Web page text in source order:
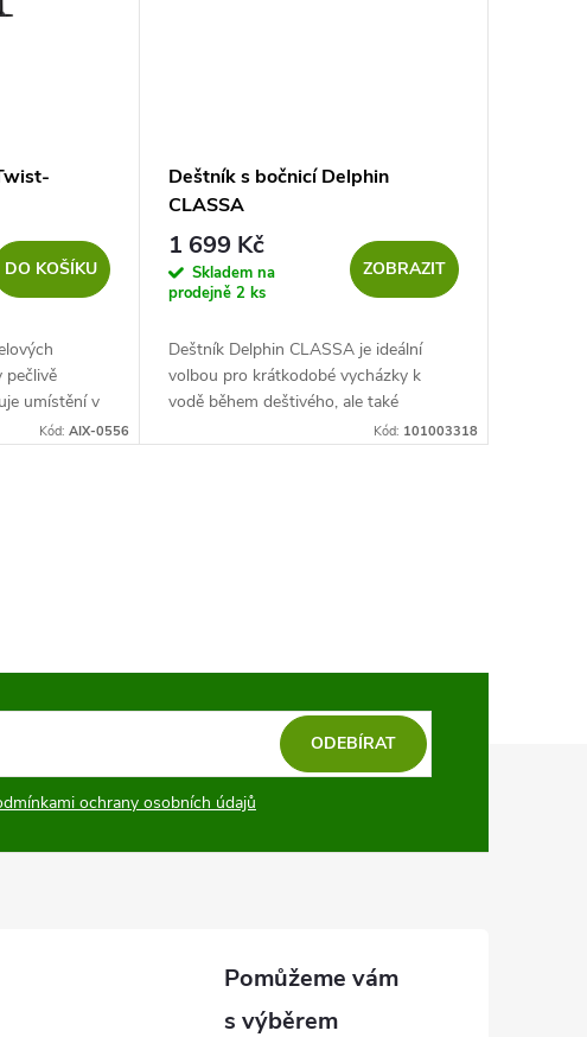
DO KOŠÍKU
pečlivě
umístění v
rozložený
Kód: AIX-0556
Deštník s bočnicí Delphin
CLASSA
1 699 Kč
Skladem na
prodejně 2 ks
ZOBRAZIT
Deštník Delphin CLASSA je ideální
volbou pro krátkodobé vycházky k
vodě během deštivého, ale také
slunečného počasí. Díky kopuli o
Kód: 101003318
ochrany osobních údajů
ODEBÍRAT